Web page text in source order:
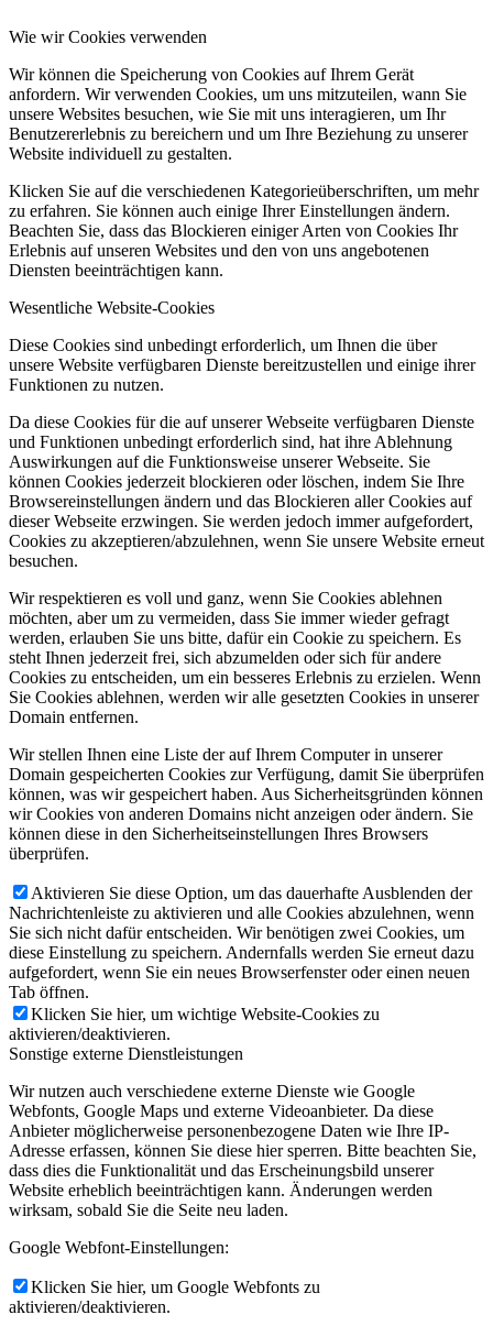
Wie wir Cookies verwenden
Wir können die Speicherung von Cookies auf Ihrem Gerät
anfordern. Wir verwenden Cookies, um uns mitzuteilen, wann Sie
unsere Websites besuchen, wie Sie mit uns interagieren, um Ihr
Benutzererlebnis zu bereichern und um Ihre Beziehung zu unserer
Website individuell zu gestalten.
Klicken Sie auf die verschiedenen Kategorieüberschriften, um mehr
zu erfahren. Sie können auch einige Ihrer Einstellungen ändern.
Beachten Sie, dass das Blockieren einiger Arten von Cookies Ihr
Erlebnis auf unseren Websites und den von uns angebotenen
Diensten beeinträchtigen kann.
Wesentliche Website-Cookies
Diese Cookies sind unbedingt erforderlich, um Ihnen die über
unsere Website verfügbaren Dienste bereitzustellen und einige ihrer
Funktionen zu nutzen.
Da diese Cookies für die auf unserer Webseite verfügbaren Dienste
und Funktionen unbedingt erforderlich sind, hat ihre Ablehnung
Auswirkungen auf die Funktionsweise unserer Webseite. Sie
können Cookies jederzeit blockieren oder löschen, indem Sie Ihre
Browsereinstellungen ändern und das Blockieren aller Cookies auf
dieser Webseite erzwingen. Sie werden jedoch immer aufgefordert,
Cookies zu akzeptieren/abzulehnen, wenn Sie unsere Website erneut
besuchen.
Wir respektieren es voll und ganz, wenn Sie Cookies ablehnen
möchten, aber um zu vermeiden, dass Sie immer wieder gefragt
werden, erlauben Sie uns bitte, dafür ein Cookie zu speichern. Es
steht Ihnen jederzeit frei, sich abzumelden oder sich für andere
Cookies zu entscheiden, um ein besseres Erlebnis zu erzielen. Wenn
Sie Cookies ablehnen, werden wir alle gesetzten Cookies in unserer
Domain entfernen.
Wir stellen Ihnen eine Liste der auf Ihrem Computer in unserer
Domain gespeicherten Cookies zur Verfügung, damit Sie überprüfen
können, was wir gespeichert haben. Aus Sicherheitsgründen können
wir Cookies von anderen Domains nicht anzeigen oder ändern. Sie
können diese in den Sicherheitseinstellungen Ihres Browsers
überprüfen.
Aktivieren Sie diese Option, um das dauerhafte Ausblenden der
Nachrichtenleiste zu aktivieren und alle Cookies abzulehnen, wenn
Sie sich nicht dafür entscheiden. Wir benötigen zwei Cookies, um
diese Einstellung zu speichern. Andernfalls werden Sie erneut dazu
aufgefordert, wenn Sie ein neues Browserfenster oder einen neuen
Tab öffnen.
Klicken Sie hier, um wichtige Website-Cookies zu
aktivieren/deaktivieren.
Sonstige externe Dienstleistungen
Wir nutzen auch verschiedene externe Dienste wie Google
Webfonts, Google Maps und externe Videoanbieter. Da diese
Anbieter möglicherweise personenbezogene Daten wie Ihre IP-
Adresse erfassen, können Sie diese hier sperren. Bitte beachten Sie,
dass dies die Funktionalität und das Erscheinungsbild unserer
Website erheblich beeinträchtigen kann. Änderungen werden
wirksam, sobald Sie die Seite neu laden.
Google Webfont-Einstellungen:
Klicken Sie hier, um Google Webfonts zu
aktivieren/deaktivieren.